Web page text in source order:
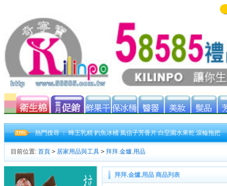
熱門搜尋 ：蜂王乳精 釣魚冰桶 風信子芳香片 白堊園水果乾 滾輪拖把
目前位置: 首頁 > 居家用品與工具 > 拜拜.金爐.用品
拜拜.金爐.用品 商品列表